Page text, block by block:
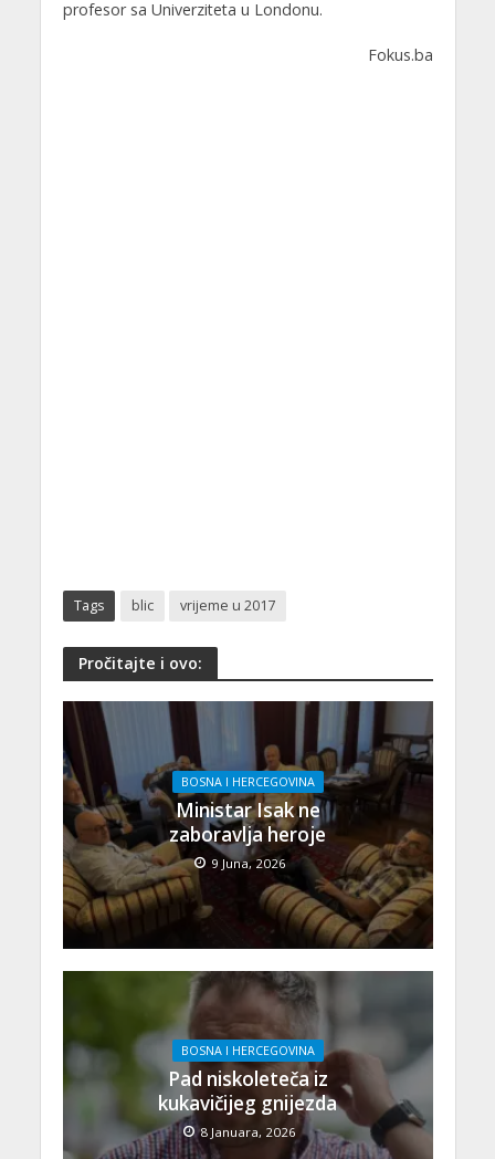
profesor sa Univerziteta u Londonu.
Fokus.ba
Tags blic vrijeme u 2017
Pročitajte i ovo:
BOSNA I HERCEGOVINA
Ministar Isak ne
zaboravlja heroje
9 Juna, 2026
BOSNA I HERCEGOVINA
Pad niskoleteča iz
kukavičijeg gnijezda
8 Januara, 2026